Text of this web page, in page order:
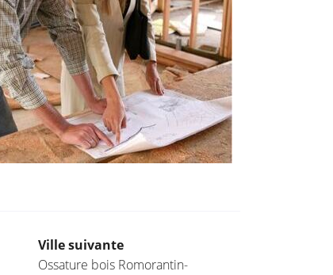
Ville suivante
Ossature bois Romorantin-